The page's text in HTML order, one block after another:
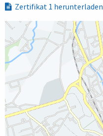
Zertifikat 1 herunterladen